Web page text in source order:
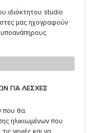
ιδιόκτητου studio
μας ηχογραφούν
ΓΙΑ ΛΕΣΧΕΣ
που θα
ηλικιωμένων που
γενιές και να